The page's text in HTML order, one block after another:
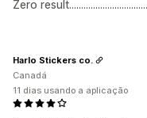
Zero
Harlo Stickers co.
Canadá
11 dias usando a aplicação